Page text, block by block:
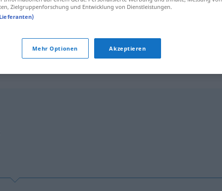
Zielgruppenforschung und Entwicklung von Dienstleistungen.
Mehr Optionen Akzeptieren